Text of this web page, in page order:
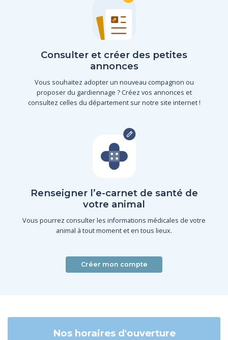
Consulter et créer des petites
annonces
Vous souhaitez adopter un nouveau compagnon ou
proposer du gardiennage ? Créez vos annonces et
consultez celles du département sur notre site internet !
Renseigner l’e-carnet de santé de
votre animal
Vous pourrez consulter les informations médicales de votre
animal à tout moment et en tous lieux.
Créer mon compte
Nos horaires d'ouverture